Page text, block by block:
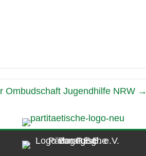
Ombudschaft Jugendhilfe NRW →